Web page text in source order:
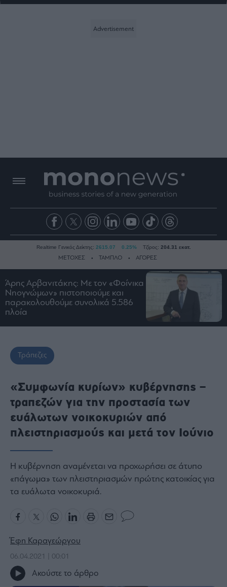
Ειδήσεις
Οικονομία
Business
Ναυτιλία
Ενέργεια
Πολιτική
Πολιτισμός
Κοινωνία
Law
Bloomberg
Financial
Times
The
Room
301
Realtime Γενικός Δείκτης: 2615.07 0.25% Τζίρος: 204.31 εκατ.
ΜΕΤΟΧΕΣ ΤΑΜΠΛΟ ΑΓΟΡΕΣ
Άρης Αρβανιτάκης: Με τον «Φοίνικα
Νηογνώμων» πιστοποιούμε και
παρακολουθούμε συνολικά 5.586
πλοία
Τράπεζες
«Συμφωνία κυρίων» κυβέρνησης –
τραπεζών για την προστασία των
ευάλωτων νοικοκυριών από
πλειστηριασμούς και μετά τον Ιούνιο
H κυβέρνηση αναμένεται να προχωρήσει σε άτυπο
«πάγωμα» των πλειστηριασμών πρώτης κατοικίας για
τα ευάλωτα νοικοκυριά.
Έφη Καραγεώργου
06.04.2021 | 00:01
Ακούστε το άρθρο